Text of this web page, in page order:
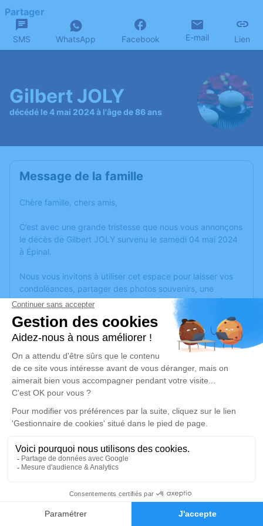
Faire-part Hommages
Partager
SMS WhatsApp Facebook E-mail Lien
Gilbert JOLY
décédé le 4 mai 2024 à l'âge de 86 ans
Message de la famille
Chère famille, chers amis,
C’est avec une grande tristesse que nous vous annonçons
le décès de Gilbert JOLY survenu le samedi 04 mai 2024
à Épinal.
Nous vous invitons à utiliser cet espace pour laisser vos
condoléances, partager des photos souvenirs, une
anecdote ou exprimer vos pensées à travers des poèmes
ou des textes. Cet endroit est un lieu d'expression dédié à
honorer la mémoire de Gilbert JOLY.
Je rends hommage
Cérémonie religieuse
vendredi 10 mai 2024 à 14h00
Église Notre Dame Aux Cierges de Épinal
Déroulé des obsèques